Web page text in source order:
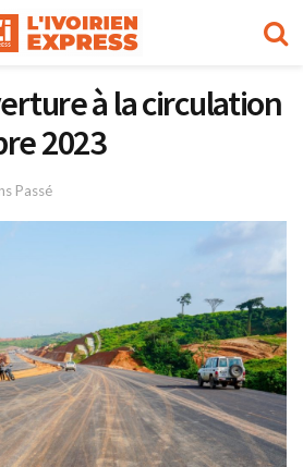
à la circulation
2023
Passé